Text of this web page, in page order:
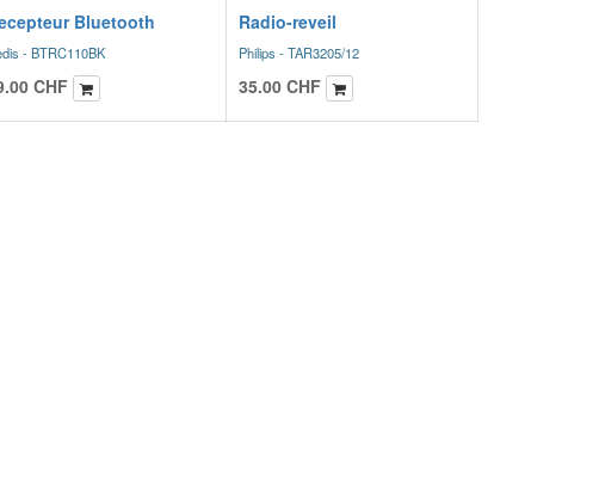
Bluetooth
- BTRC110BK
CHF
Radio-reveil
Philips - TAR3205/12
35.00CHF